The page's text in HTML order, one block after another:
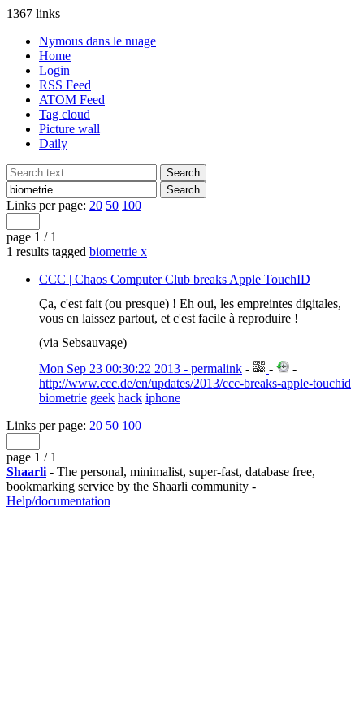
1367 links
Nymous dans le nuage
Home
Login
RSS Feed
ATOM Feed
Tag cloud
Picture wall
Daily
Links per page: 20 50 100
page 1 / 1
1 results tagged biometrie x
CCC | Chaos Computer Club breaks Apple TouchID
Ça, c'est fait (ou presque) ! Eh oui, les empreintes digitales,
vous en laissez partout, et c'est facile à reproduire !
(via Sebsauvage)
Mon Sep 23 00:30:22 2013 - permalink - -
-
http://www.ccc.de/en/updates/2013/ccc-breaks-apple-touchid
biometrie geek hack iphone
Links per page: 20 50 100
page 1 / 1
Shaarli - The personal, minimalist, super-fast, database free,
bookmarking service by the Shaarli community -
Help/documentation